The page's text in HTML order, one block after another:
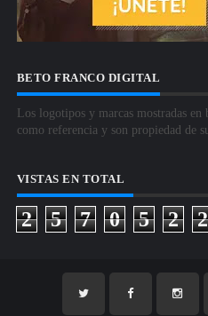
BETO FRANCO DIGITAL
Los logotipos y marcas mostradas
como referencia y son propiedad de
VISTAS EN TOTAL
2 5 7 0 5 2 2